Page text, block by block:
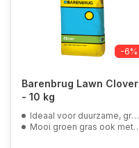
-6%
Barenbrug Lawn Clover
- 10 kg
Ideaal voor duurzame, groenblijvende gazons
Mooi groen gras ook met ernstige droogte